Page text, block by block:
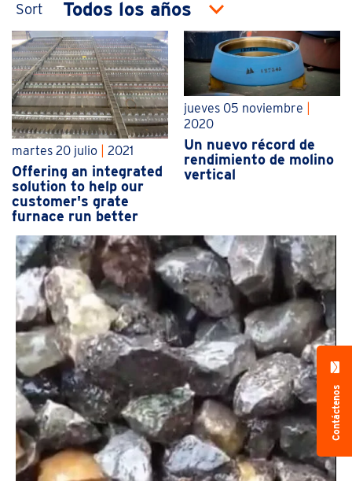
Sort
martes 20 julio 2021
Offering an integrated
solution to help our
customer's grate
furnace run better
jueves 05 noviembre
2020
Un nuevo récord de
rendimiento de molino
vertical
Contáctenos